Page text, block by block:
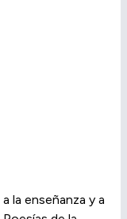
la enseñanza y a